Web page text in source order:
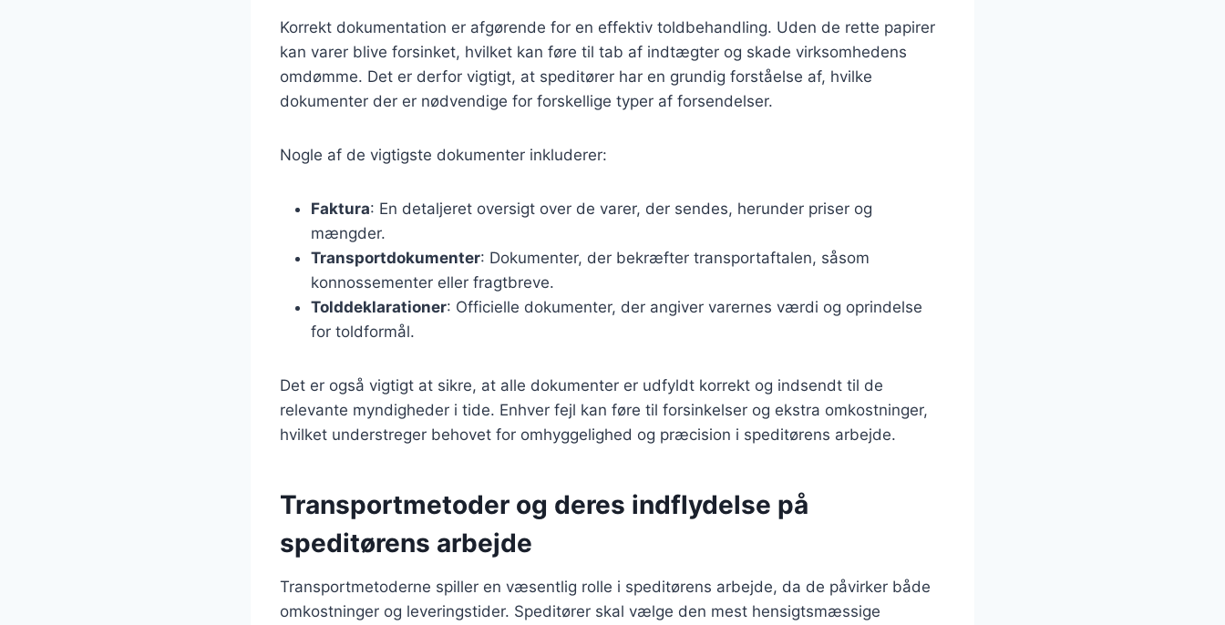
Korrekt dokumentation er afgørende for en effektiv toldbehandling. Uden de rette papirer
kan varer blive forsinket, hvilket kan føre til tab af indtægter og skade virksomhedens
omdømme. Det er derfor vigtigt, at speditører har en grundig forståelse af, hvilke
dokumenter der er nødvendige for forskellige typer af forsendelser.
Nogle af de vigtigste dokumenter inkluderer:
Faktura: En detaljeret oversigt over de varer, der sendes, herunder priser og
mængder.
Transportdokumenter: Dokumenter, der bekræfter transportaftalen, såsom
konnossementer eller fragtbreve.
Tolddeklarationer: Officielle dokumenter, der angiver varernes værdi og oprindelse
for toldformål.
Det er også vigtigt at sikre, at alle dokumenter er udfyldt korrekt og indsendt til de
relevante myndigheder i tide. Enhver fejl kan føre til forsinkelser og ekstra omkostninger,
hvilket understreger behovet for omhyggelighed og præcision i speditørens arbejde.
Transportmetoder og deres indflydelse på
speditørens arbejde
Transportmetoderne spiller en væsentlig rolle i speditørens arbejde, da de påvirker både
omkostninger og leveringstider. Speditører skal vælge den mest hensigtsmæssige